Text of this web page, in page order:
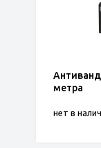
метра
нет в